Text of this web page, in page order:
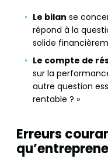
Le bilan se
répond à la
solide
Le compte de
sur la
autre question
rentable ? »
Erreurs